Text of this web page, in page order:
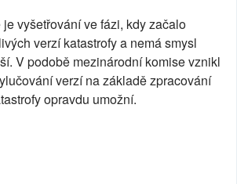
vyšetřování ve fázi, kdy začalo
verzí katastrofy a nemá smysl
V podobě mezinárodní komise vznikl
verzí na základě zpracování
opravdu umožní.